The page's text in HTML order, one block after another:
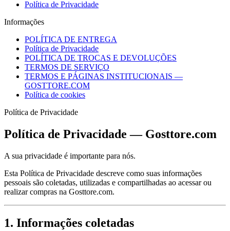
Política de Privacidade
Informações
POLÍTICA DE ENTREGA
Política de Privacidade
POLÍTICA DE TROCAS E DEVOLUÇÕES
TERMOS DE SERVIÇO
TERMOS E PÁGINAS INSTITUCIONAIS —
GOSTTORE.COM
Política de cookies
Política de Privacidade
Política de Privacidade — Gosttore.com
A sua privacidade é importante para nós.
Esta Política de Privacidade descreve como suas informações
pessoais são coletadas, utilizadas e compartilhadas ao acessar ou
realizar compras na Gosttore.com.
1. Informações coletadas